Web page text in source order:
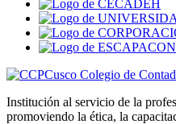
Colegio de
Institución al servicio de la
promoviendo la ética, la